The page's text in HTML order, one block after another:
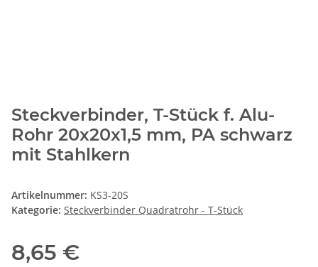
Steckverbinder, T-Stück f. Alu-
Rohr 20x20x1,5 mm, PA schwarz
mit Stahlkern
Artikelnummer: KS3-20S
Kategorie: Steckverbinder Quadratrohr - T-Stück
8,65 €